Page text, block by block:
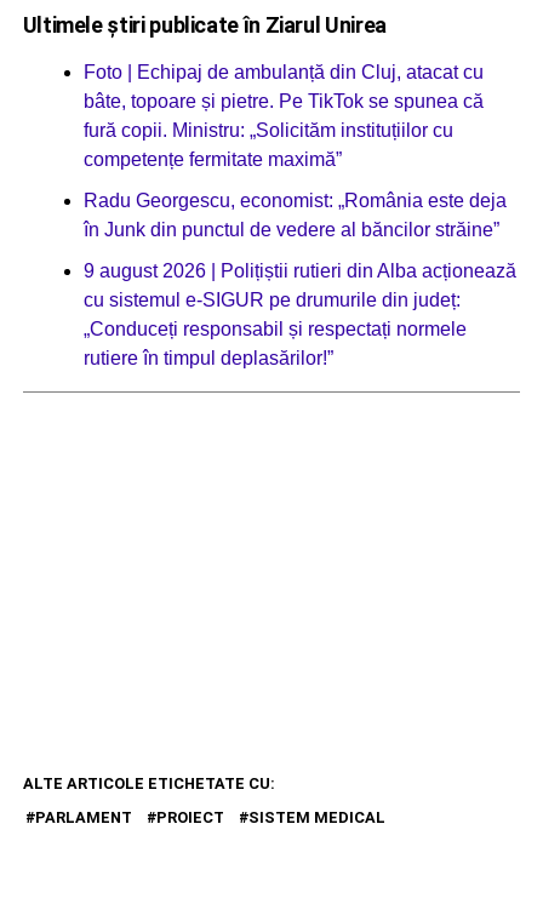
Ultimele știri publicate în Ziarul Unirea
Foto | Echipaj de ambulanță din Cluj, atacat cu
bâte, topoare și pietre. Pe TikTok se spunea că
fură copii. Ministru: „Solicităm instituțiilor cu
competențe fermitate maximă”
Radu Georgescu, economist: „România este deja
în Junk din punctul de vedere al băncilor străine”
9 august 2026 | Polițiștii rutieri din Alba acționează
cu sistemul e-SIGUR pe drumurile din județ:
„Conduceți responsabil și respectați normele
rutiere în timpul deplasărilor!”
ALTE ARTICOLE ETICHETATE CU:
PARLAMENT
PROIECT SISTEM MEDICAL